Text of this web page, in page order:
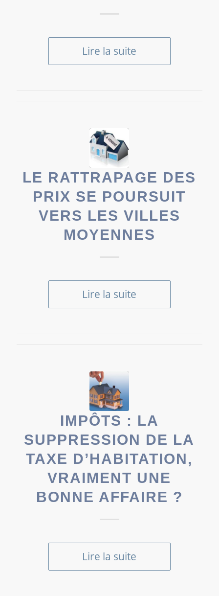
Lire la suite
LE RATTRAPAGE DES
PRIX SE POURSUIT
VERS LES VILLES
MOYENNES
Lire la suite
IMPÔTS : LA
SUPPRESSION DE LA
TAXE D’HABITATION,
VRAIMENT UNE
BONNE AFFAIRE ?
Lire la suite